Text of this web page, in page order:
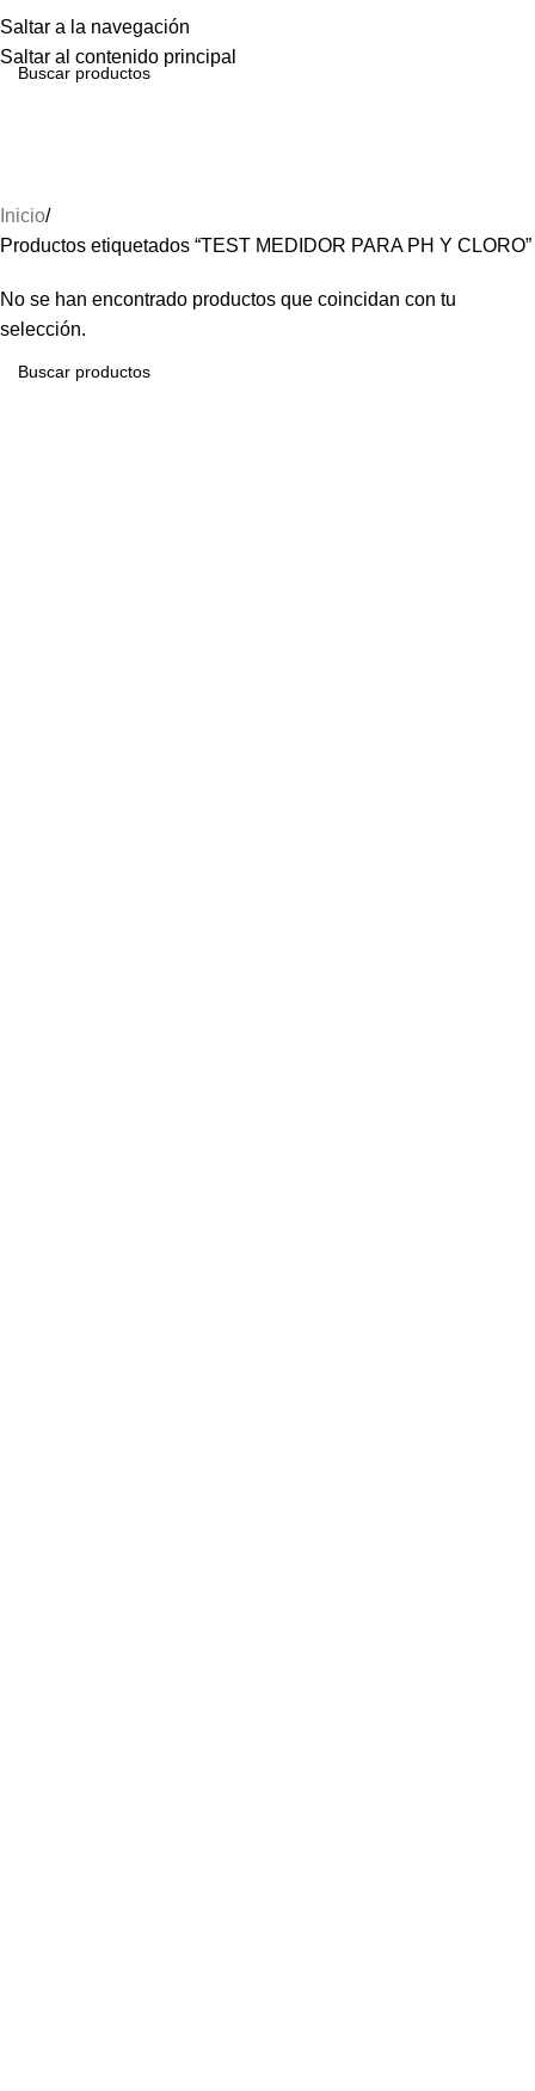
Saltar a la navegación
Saltar al contenido principal
Menú
Inicio
Productos etiquetados “TEST MEDIDOR PARA PH Y CLORO”
No se han encontrado productos que coincidan con tu
selección.